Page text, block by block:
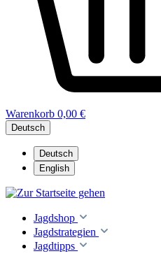
Warenkorb 0,00 €
Deutsch
Deutsch
English
Jagdshop
Jagdstrategien
Jagdtipps